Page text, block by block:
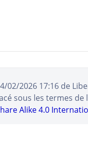
02/2026 17:16de
sous les termes de
Alike 4.0